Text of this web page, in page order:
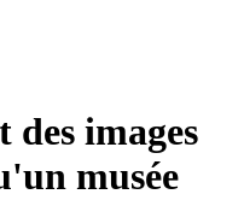
des images
musée